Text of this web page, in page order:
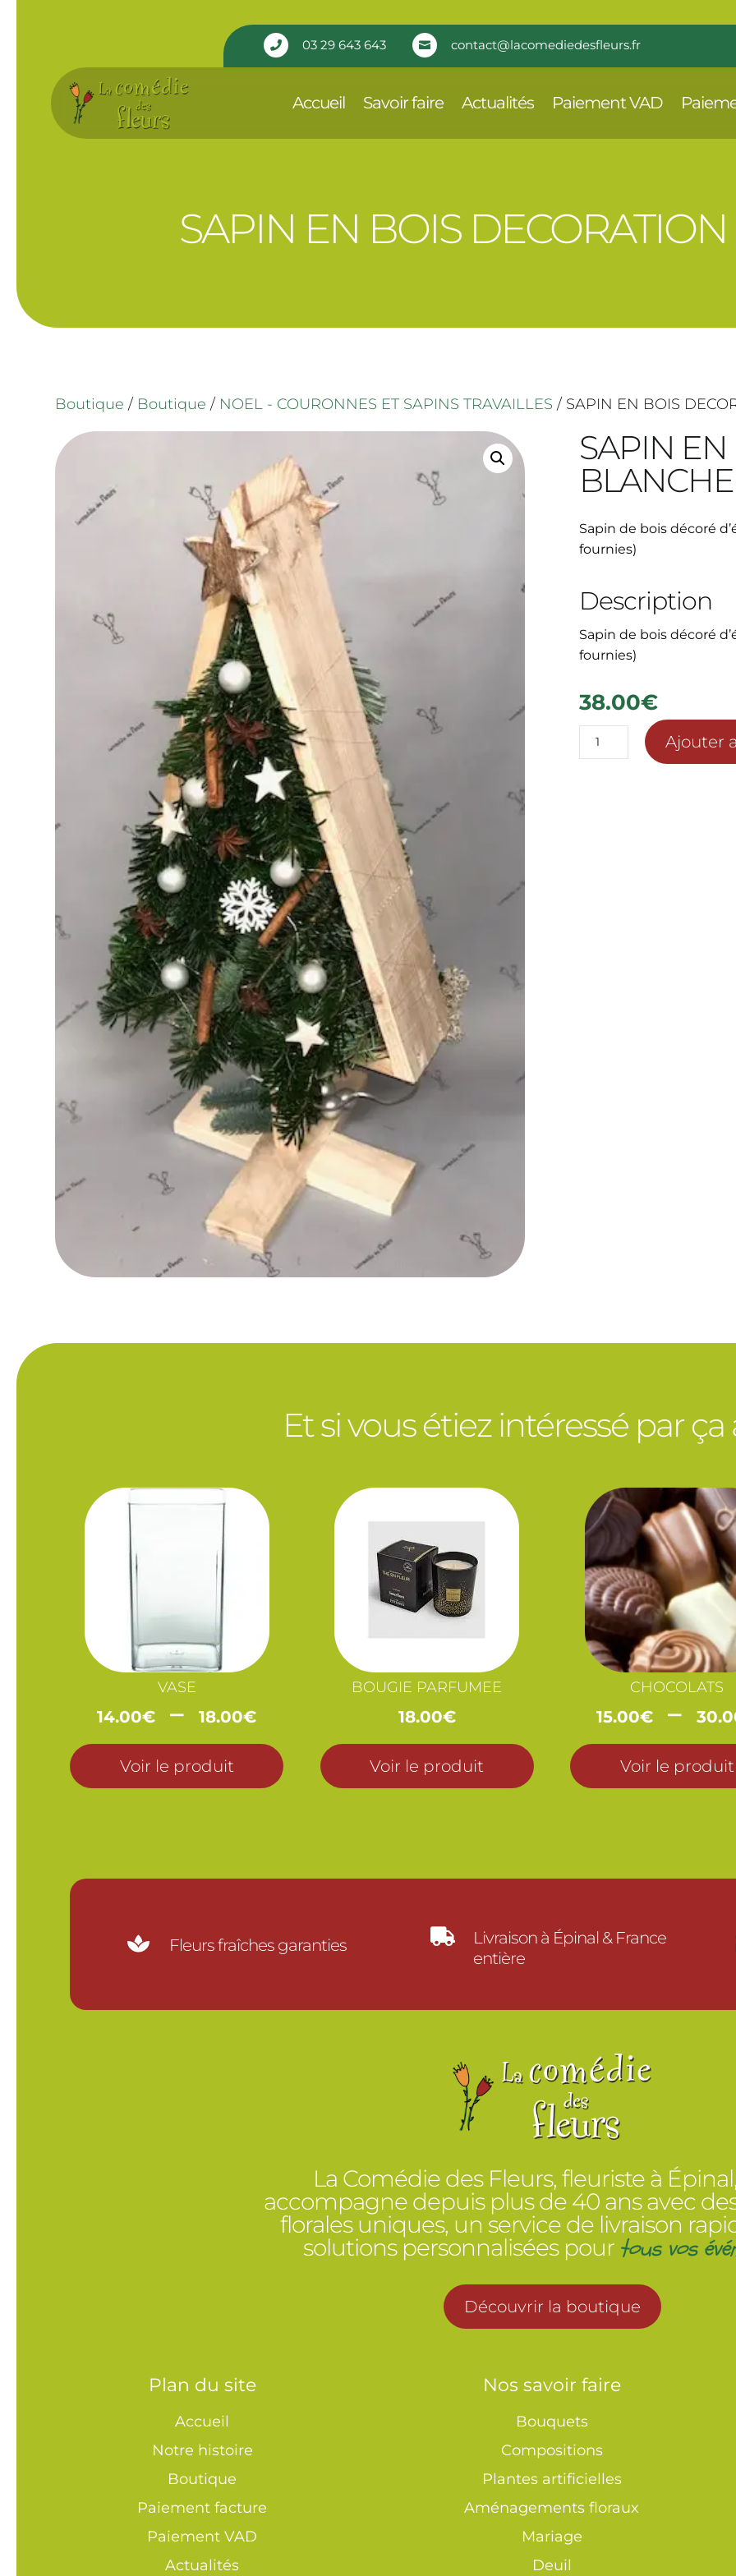
 03 29 643 643  contact@lacomediedesfleurs.fr
Accueil Savoir faire Actualités Paiement VAD
SAPIN EN BOIS
Boutique / Boutique / NOEL - COURONNES ET SAPINS TRAVAILLES / SAPIN EN BOIS
SAPIN
BLANCHE
Sapin de bois décoré
fournies)
Description
Sapin de bois décoré
fournies)
38.00€
quantité
de
Ajouter
Et si vous étiez intéressé par ça
VASE
14.00€ – 18.00€Plage
prix :
14.00€
à
Voir le produit
BOUGIE PARFUMEE
18.00€
Voir le produit
CHOCOLATS
15.00€ –
Voir le produit
 Fleurs fraîches garanties 
Livraison à Épinal & France
entière
La Comédie des Fleurs, fleuriste à
accompagne depuis plus de 40 ans avec
florales uniques, un service de livraison
solutions personnalisées pour tous vos
Découvrir la boutique
Plan du site
Accueil
Notre histoire
Boutique
Paiement facture
Paiement VAD
Actualités
Nos savoir faire
Bouquets
Compositions
Plantes artificielles
Aménagements floraux
Mariage
Deuil